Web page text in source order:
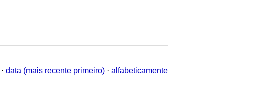
· data (mais recente primeiro) · alfabeticamente